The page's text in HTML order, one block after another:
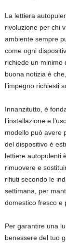
La lettiera
rivoluzione per chi
ambiente sempre
come ogni
richiede un minimo
buona notizia è
l’impegno richiesti
Innanzitutto, è
l’installazione e
modello può avere
del dispositivo è
lettiere autopulenti
rimuovere e
rifiuti secondo le
settimana, per
domestico fresco e
Per garantire una
benessere del tuo